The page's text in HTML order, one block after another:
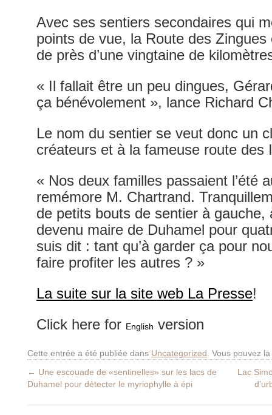
Avec ses sentiers secondaires qui
points de vue, la Route des
de près d’une vingtaine de
« Il fallait être un peu dingues,
ça bénévolement », lance Richard
Le nom du sentier se veut donc un
créateurs et à la fameuse route des
« Nos deux familles passaient l’été
remémore M. Chartrand.
de petits bouts de sentier à
devenu maire de Duhamel pour
suis dit : tant qu’à garder ça pour
faire profiter les autres ? »
La suite sur la site web La Presse!
Click here for English version
Cette entrée a été publiée dans Uncategorized . Vous pouvez
← Une escouade de «sentinelles» sur les lacs de
Duhamel pour détecter le myriophylle à épi
Lac